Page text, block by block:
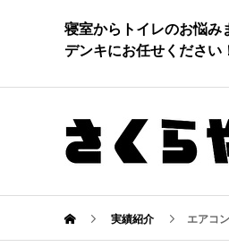
寝室からトイレのお悩み
デンキにお任せください
実績紹介 エアコ